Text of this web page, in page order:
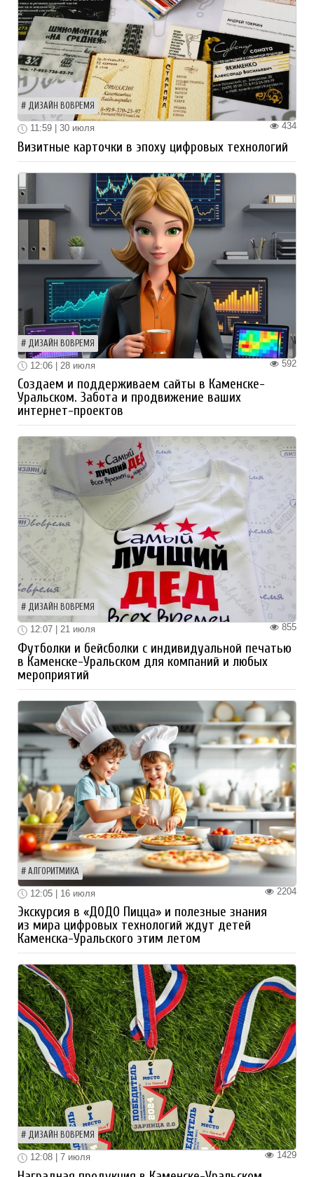
ДИЗАЙН ВОВРЕМЯ
434
11:59 | 30 июля
Визитные карточки в эпоху цифровых технологий
ДИЗАЙН ВОВРЕМЯ
592
12:06 | 28 июля
Создаем и поддерживаем сайты в Каменске-
Уральском. Забота и продвижение ваших
интернет-проектов
ДИЗАЙН ВОВРЕМЯ
855
12:07 | 21 июля
Футболки и бейсболки с индивидуальной печатью
в Каменске-Уральском для компаний и любых
мероприятий
АЛГОРИТМИКА
2204
12:05 | 16 июля
Экскурсия в «ДОДО Пицца» и полезные знания
из мира цифровых технологий ждут детей
Каменска-Уральского этим летом
ДИЗАЙН ВОВРЕМЯ
1429
12:08 | 7 июля